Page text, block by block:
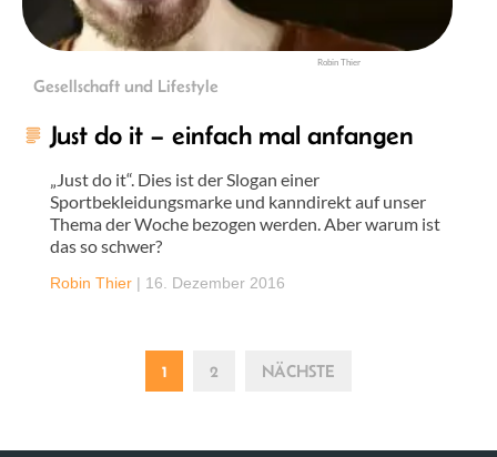
Robin Thier
Gesellschaft und Lifestyle
Just do it – einfach mal anfangen
„Just do it“. Dies ist der Slogan einer
Sportbekleidungsmarke und kanndirekt auf unser
Thema der Woche bezogen werden. Aber warum ist
das so schwer?
Robin Thier | 16. Dezember 2016
1 2 NÄCHSTE